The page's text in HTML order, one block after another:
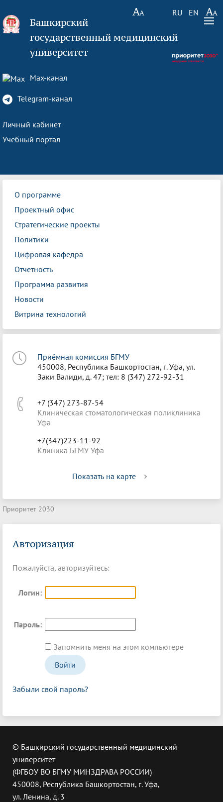
RU EN
Башкирский
государственный медицинский
университет
Max-канал
Telegram-канал
Личный кабинет
Учебный портал
О программе
Проектный офис
Стратегические проекты
Политики
Цифровая кафедра
Отчетность
Программа развития
Новости
Витрина технологий
Приёмная комиссия БГМУ
450008, Республика Башкортостан, г. Уфа, ул.
Заки Валиди, д. 47; тел: 8 (347) 272-92-31
+7 (347) 273-87-54
Клиническая стоматологическая поликлиника
Уфа
+7(347)223-11-92
Клиника БГМУ Уфа
Показать на карте
Приоритет 2030
Авторизация
Пожалуйста, авторизуйтесь:
Логин:
Пароль:
Запомнить меня на этом компьютере
Забыли свой пароль?
© Башкирский государственный медицинский
университет
(ФГБОУ ВО БГМУ МИНЗДРАВА РОССИИ)
450008, Республика Башкортостан, г. Уфа,
ул. Ленина, д. 3